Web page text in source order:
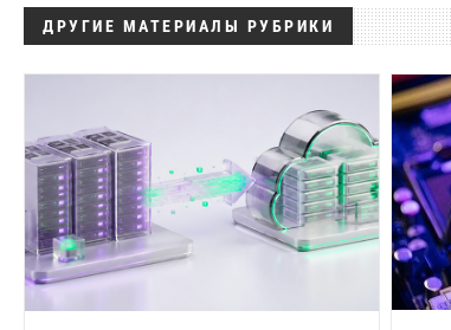
ДРУГИЕ МАТЕРИАЛЫ РУБРИКИ